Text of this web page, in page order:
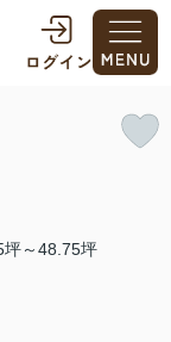
坪～48.75坪